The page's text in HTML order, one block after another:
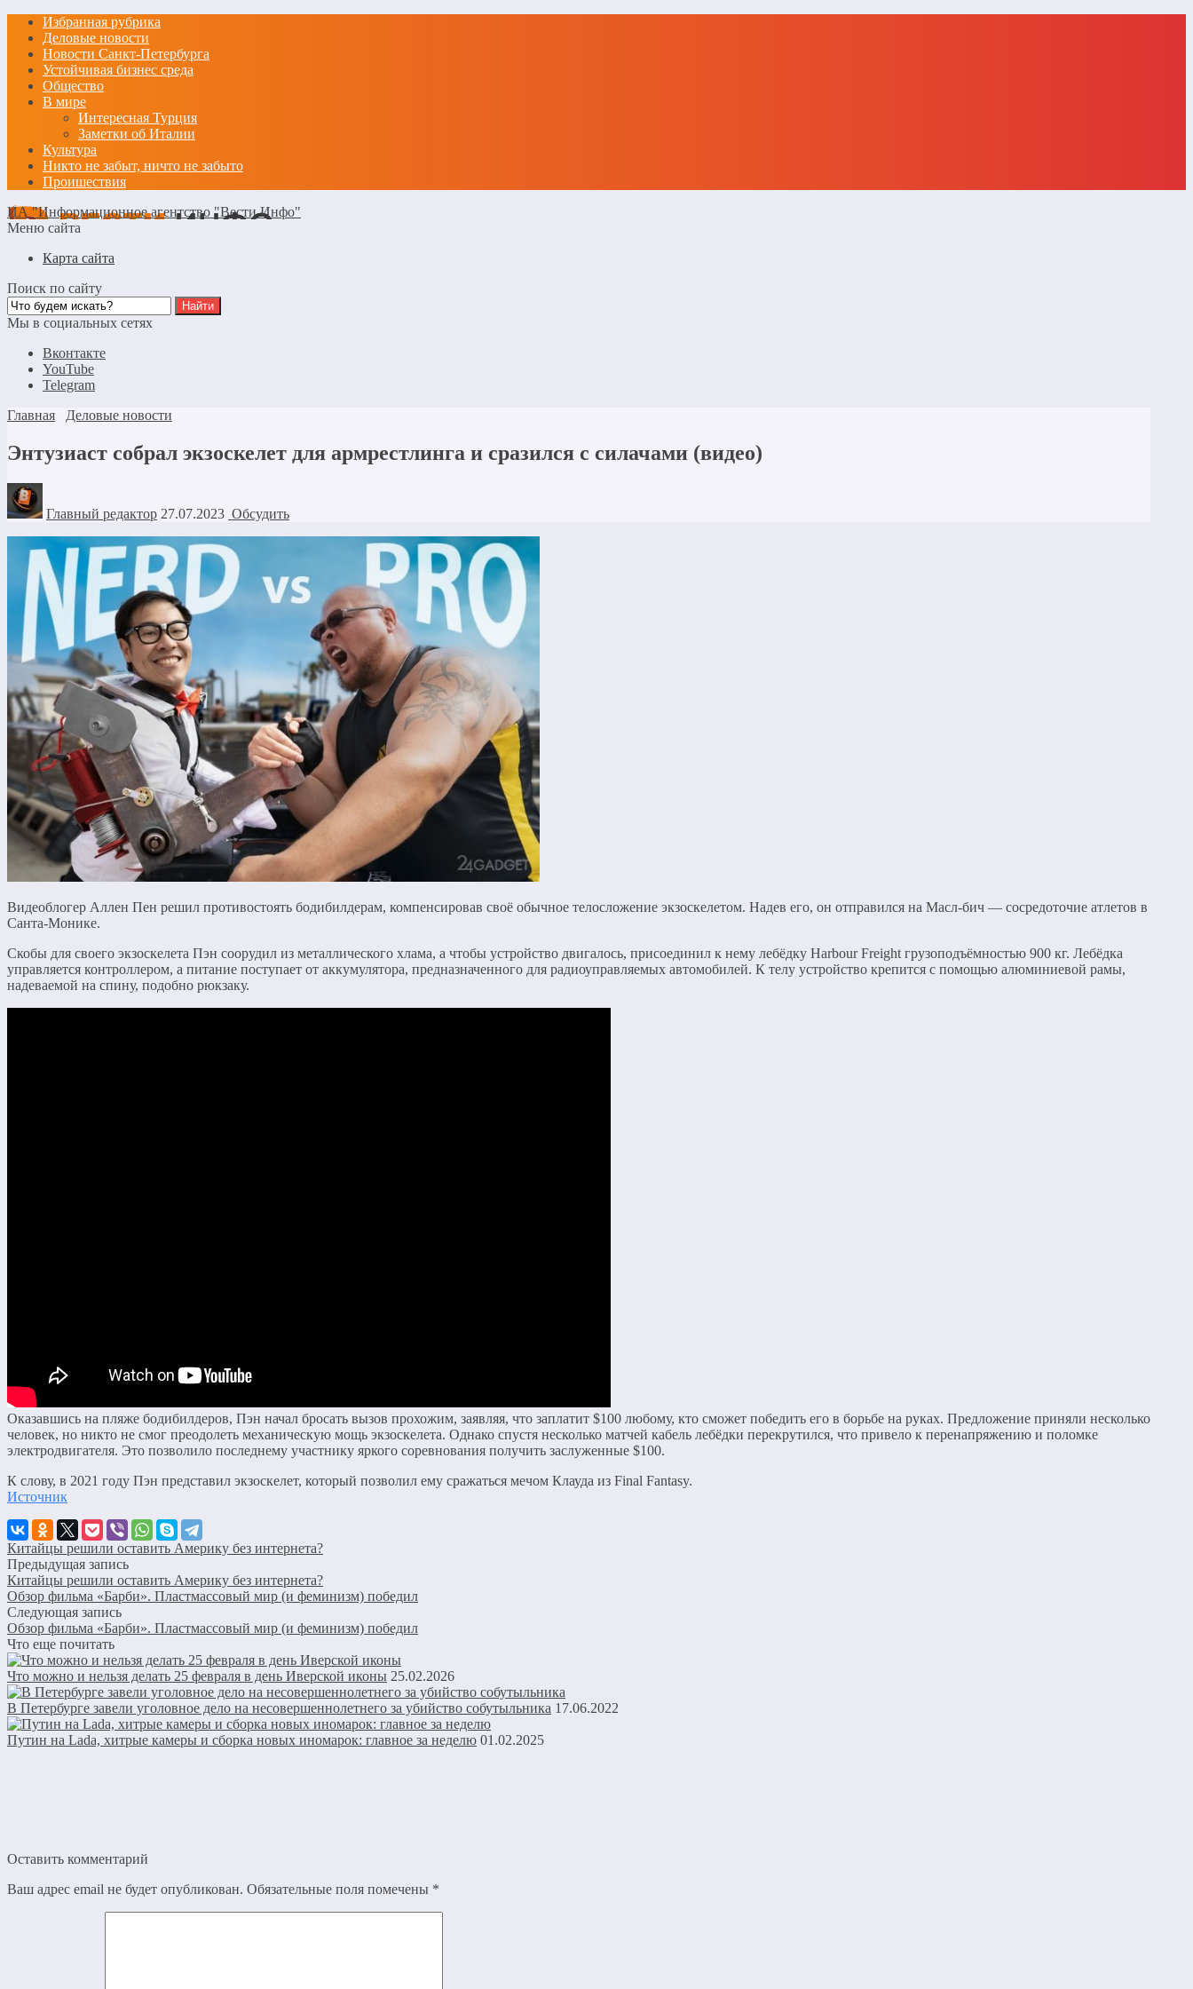
Избранная рубрика
Деловые новости
Новости Санкт-Петербурга
Устойчивая бизнес среда
Общество
В мире
Интересная Турция
Заметки об Италии
Культура
Никто не забыт, ничто не забыто
Проишествия
ИА "Информационное агентство "Вести Инфо"
Меню сайта
Карта сайта
Поиск по сайту
Мы в социальных сетях
Вконтакте
YouTube
Telegram
Главная
Деловые новости
Энтузиаст собрал экзоскелет для армрестлинга и сразился с силачами (видео)
Главный редактор 27.07.2023 Обсудить
Видеоблогер Аллен Пен решил противостоять бодибилдерам, компенсировав своё обычное телосложение экзоскелетом. Надев его, он отправился на Масл-бич — сосредоточие атлетов в
Санта-Монике.
Скобы для своего экзоскелета Пэн соорудил из металлического хлама, а чтобы устройство двигалось, присоединил к нему лебёдку Harbour Freight грузоподъёмностью 900 кг. Лебёдка
управляется контроллером, а питание поступает от аккумулятора, предназначенного для радиоуправляемых автомобилей. К телу устройство крепится с помощью алюминиевой рамы,
надеваемой на спину, подобно рюкзаку.
Оказавшись на пляже бодибилдеров, Пэн начал бросать вызов прохожим, заявляя, что заплатит $100 любому, кто сможет победить его в борьбе на руках. Предложение приняли несколько
человек, но никто не смог преодолеть механическую мощь экзоскелета. Однако спустя несколько матчей кабель лебёдки перекрутился, что привело к перенапряжению и поломке
электродвигателя. Это позволило последнему участнику яркого соревнования получить заслуженные $100.
К слову, в 2021 году Пэн представил экзоскелет, который позволил ему сражаться мечом Клауда из Final Fantasy.
Источник
Китайцы решили оставить Америку без интернета?
Предыдущая запись
Китайцы решили оставить Америку без интернета?
Обзор фильма «Барби». Пластмассовый мир (и феминизм) победил
Следующая запись
Обзор фильма «Барби». Пластмассовый мир (и феминизм) победил
Что еще почитать
Что можно и нельзя делать 25 февраля в день Иверской иконы 25.02.2026
В Петербурге завели уголовное дело на несовершеннолетнего за убийство собутыльника 17.06.2022
Путин на Lada, хитрые камеры и сборка новых иномарок: главное за неделю 01.02.2025
Оставить комментарий
Ваш адрес email не будет опубликован. Обязательные поля помечены *